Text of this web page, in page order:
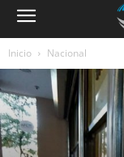
Inicio Nacional